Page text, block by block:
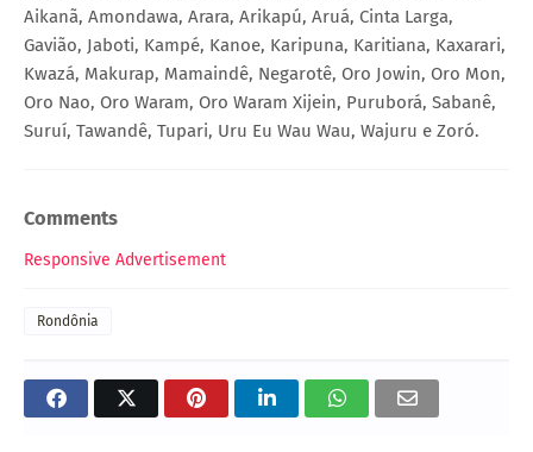
Aikanã, Amondawa, Arara, Arikapú, Aruá, Cinta Larga,
Gavião, Jaboti, Kampé, Kanoe, Karipuna, Karitiana, Kaxarari,
Kwazá, Makurap, Mamaindê, Negarotê, Oro Jowin, Oro Mon,
Oro Nao, Oro Waram, Oro Waram Xijein, Puruborá, Sabanê,
Suruí, Tawandê, Tupari, Uru Eu Wau Wau, Wajuru e Zoró.
Comments
Responsive Advertisement
Rondônia